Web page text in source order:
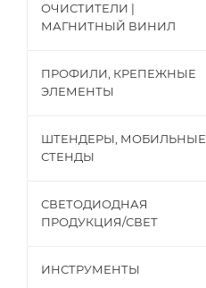
ОЧИСТИТЕЛИ |
МАГНИТНЫЙ ВИНИЛ
ПРОФИЛИ, КРЕПЕЖНЫЕ
ЭЛЕМЕНТЫ
ШТЕНДЕРЫ, МОБИЛЬНЫЕ
СТЕНДЫ
СВЕТОДИОДНАЯ
ПРОДУКЦИЯ/СВЕТ
ИНСТРУМЕНТЫ